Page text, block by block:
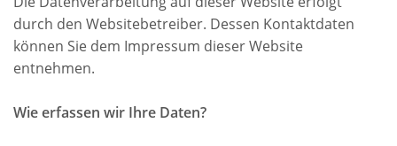
durch den Websitebetreiber. Dessen Kontaktdaten
können Sie dem Impressum dieser Website
entnehmen.
Wie erfassen wir Ihre Daten?